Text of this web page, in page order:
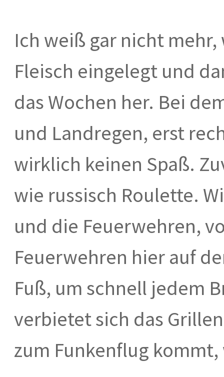
Ich weiß gar nicht
Fleisch eingelegt und
das Wochen her. Bei
und Landregen, erst
wirklich keinen Spaß.
wie russisch Roulette.
und die Feuerwehren,
Feuerwehren hier auf
Fuß, um schnell jedem
verbietet sich das
zum Funkenflug